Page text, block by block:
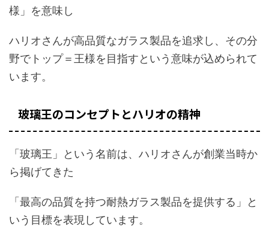
様」を意味し
ハリオさんが高品質なガラス製品を追求し、その分
野でトップ＝王様を目指すという意味が込められて
います。
玻璃王のコンセプトとハリオの精神
「玻璃王」という名前は、ハリオさんが創業当時か
ら掲げてきた
「最高の品質を持つ耐熱ガラス製品を提供する」と
いう目標を表現しています。